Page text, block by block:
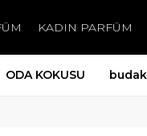
KADIN PARFÜM
ODA KOKUSU